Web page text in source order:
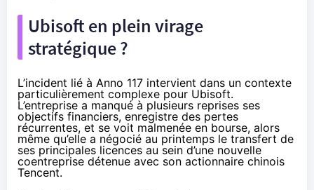
Ubisoft en plein virage
stratégique ?
L’incident lié à Anno 117 intervient dans un contexte
particulièrement complexe pour Ubisoft.
L’entreprise a manqué à plusieurs reprises ses
objectifs financiers, enregistre des pertes
récurrentes, et se voit malmenée en bourse, alors
même qu’elle a négocié au printemps le transfert de
ses principales licences au sein d’une nouvelle
coentreprise détenue avec son actionnaire chinois
Tencent.